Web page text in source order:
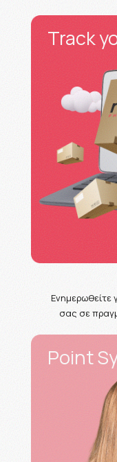
Track
Ενημερωθείτε
σας σε
Point